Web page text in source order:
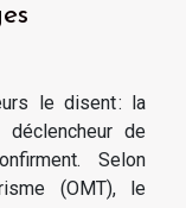
le disent : la
de
Selon
(OMT), le